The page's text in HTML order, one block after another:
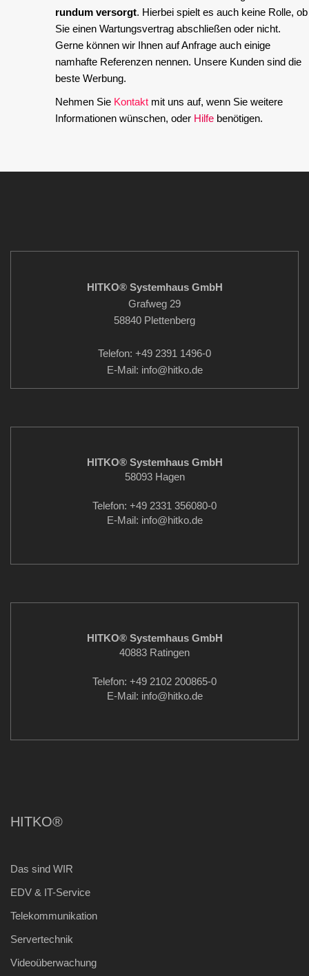
rundum versorgt. Hierbei spielt es auch keine Rolle, ob
Sie einen Wartungsvertrag abschließen oder nicht.
Gerne können wir Ihnen auf Anfrage auch einige
namhafte Referenzen nennen. Unsere Kunden sind die
beste Werbung.
Nehmen Sie Kontakt mit uns auf, wenn Sie weitere
Informationen wünschen, oder Hilfe benötigen.
HITKO® Systemhaus GmbH
Grafweg 29
58840 Plettenberg
Telefon: +49 2391 1496-0
E-Mail: info@hitko.de
HITKO® Systemhaus GmbH
58093 Hagen
Telefon: +49 2331 356080-0
E-Mail: info@hitko.de
HITKO® Systemhaus GmbH
40883 Ratingen
Telefon: +49 2102 200865-0
E-Mail: info@hitko.de
HITKO®
Das sind WIR
EDV & IT-Service
Telekommunikation
Servertechnik
Videoüberwachung